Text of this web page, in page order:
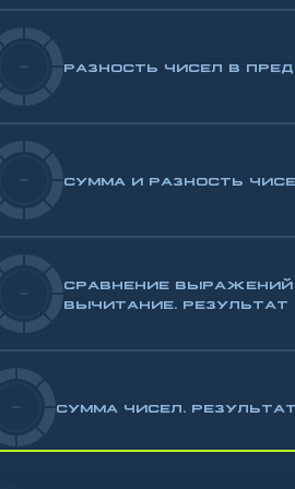
- РАЗНОСТЬ ЧИСЕЛ В
- СУММА И РАЗНОСТЬ
-
СРАВНЕНИЕ
ВЫЧИТАНИЕ. РЕЗУЛЬТАТ
- СУММА ЧИСЕЛ.